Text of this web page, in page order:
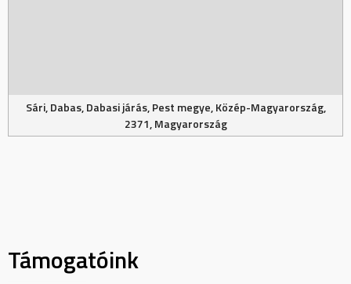
Sári, Dabas, Dabasi járás, Pest megye, Közép-Magyarország,
2371, Magyarország
Támogatóink